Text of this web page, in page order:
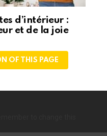
d’intérieur :
et de la joie
OF THIS PAGE